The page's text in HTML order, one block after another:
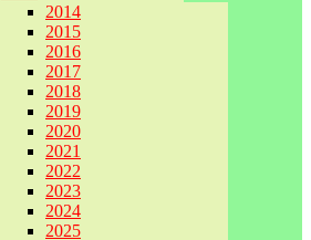
2014
2015
2016
2017
2018
2019
2020
2021
2022
2023
2024
2025